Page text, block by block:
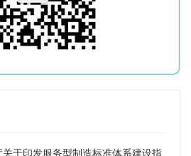
于印发服务型制造标准体系建设指